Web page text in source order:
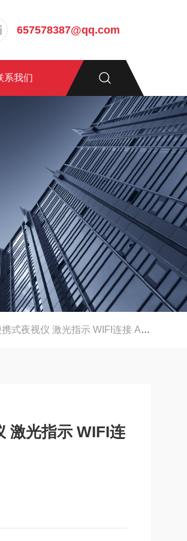
657578387@qq.com
系我们
夜视仪 激光指示 WIFI连接 APP控制
激光指示 WIFI连